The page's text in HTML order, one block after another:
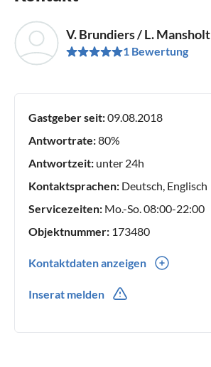
V. Brundiers / L. Mansholt
1 Bewertung
Gastgeber seit:09.08.2018
Antwortrate:80%
Antwortzeit: unter 24h
Kontaktsprachen: Deutsch, Englisch
Servicezeiten: Mo.-So. 08:00-22:00
Objektnummer: 173480
Kontaktdaten anzeigen
Inserat melden